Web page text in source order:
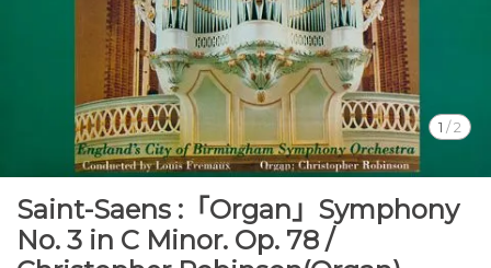
1 /2
Saint-Saens :「Organ」Symphony
No. 3 in C Minor. Op. 78 /